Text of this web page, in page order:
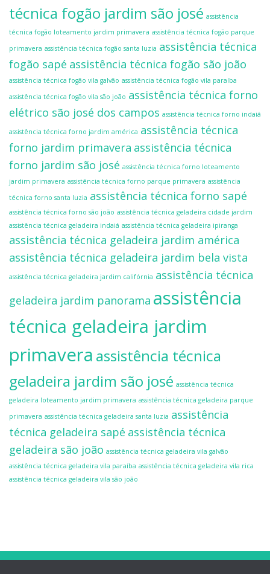
técnica fogão jardim são josé assistência
técnica fogão loteamento jardim primavera assistência técnica fogão parque
primavera assistência técnica fogão santa luzia assistência técnica
fogão sapé assistência técnica fogão são joão
assistência técnica fogão vila galvão assistência técnica fogão vila paraíba
assistência técnica fogão vila são joão assistência técnica forno
elétrico são josé dos campos assistência técnica forno indaiá
assistência técnica forno jardim américa assistência técnica
forno jardim primavera assistência técnica
forno jardim são josé assistência técnica forno loteamento
jardim primavera assistência técnica forno parque primavera assistência
técnica forno santa luzia assistência técnica forno sapé
assistência técnica forno são joão assistência técnica geladeira cidade jardim
assistência técnica geladeira indaiá assistência técnica geladeira ipiranga
assistência técnica geladeira jardim américa
assistência técnica geladeira jardim bela vista
assistência técnica geladeira jardim califórnia assistência técnica
geladeira jardim panorama assistência
técnica geladeira jardim
primavera assistência técnica
geladeira jardim são josé assistência técnica
geladeira loteamento jardim primavera assistência técnica geladeira parque
primavera assistência técnica geladeira santa luzia assistência
técnica geladeira sapé assistência técnica
geladeira são joão assistência técnica geladeira vila galvão
assistência técnica geladeira vila paraíba assistência técnica geladeira vila rica
assistência técnica geladeira vila são joão